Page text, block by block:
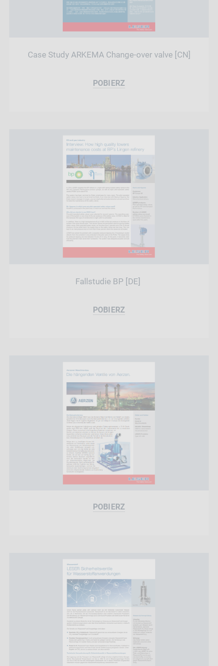
Case Study ARKEMA Change-over valve [CN]
POBIERZ
Fallstudie BP [DE]
POBIERZ
POBIERZ